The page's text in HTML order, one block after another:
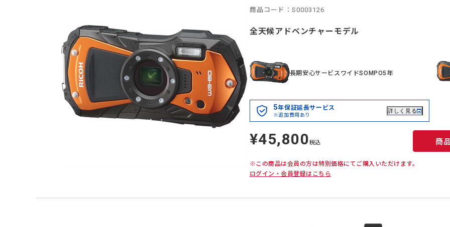
商品コード：S0003126
全天候アドベンチャーモデル
長期安心サービスワイドSOMPO5年
5年保証延長サービス
※追加費用あり
詳しく見る
定
価
¥45,800税込 商
※この商品は会員の方は特別価格にてご購入いただけます。
ログイン・会員登録はこちら